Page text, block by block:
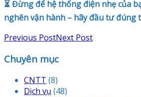
⏳ Đừng để hệ thống điện nhẹ của
nghẽn vận hành – hãy đầu tư đúng
Previous PostNext Post
Chuyên mục
CNTT (8)
Dịch vụ (48)